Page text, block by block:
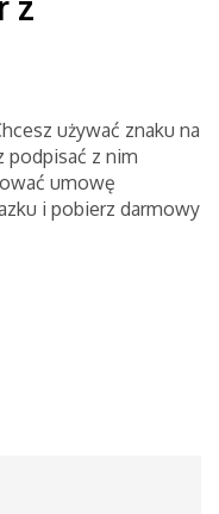
używać znaku na
podpisać z nim
umowę
i pobierz darmowy